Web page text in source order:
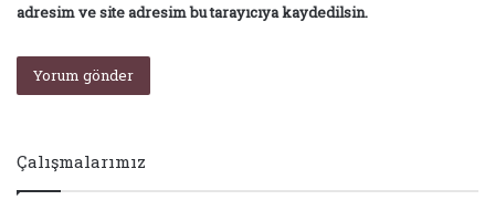
adresim ve site adresim bu tarayıcıya kaydedilsin.
Çalışmalarımız